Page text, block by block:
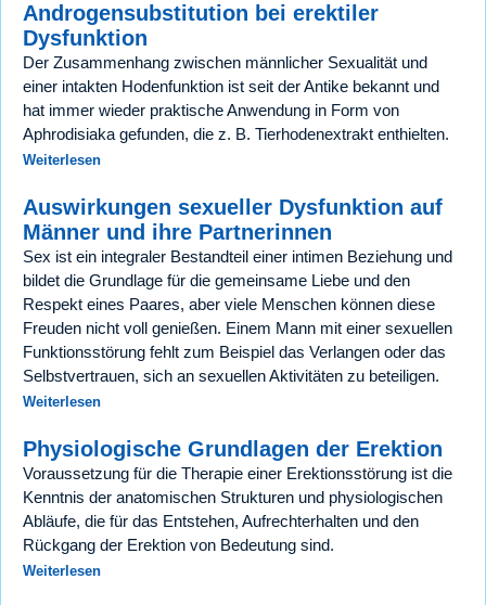
Androgensubstitution bei erektiler
Dysfunktion
Der Zusammenhang zwischen männlicher Sexualität und
einer intakten Hodenfunktion ist seit der Antike bekannt und
hat immer wieder praktische Anwendung in Form von
Aphrodisiaka gefunden, die z. B. Tierhodenextrakt enthielten.
Weiterlesen
Auswirkungen sexueller Dysfunktion auf
Männer und ihre Partnerinnen
Sex ist ein integraler Bestandteil einer intimen Beziehung und
bildet die Grundlage für die gemeinsame Liebe und den
Respekt eines Paares, aber viele Menschen können diese
Freuden nicht voll genießen. Einem Mann mit einer sexuellen
Funktionsstörung fehlt zum Beispiel das Verlangen oder das
Selbstvertrauen, sich an sexuellen Aktivitäten zu beteiligen.
Weiterlesen
Physiologische Grundlagen der Erektion
Voraussetzung für die Therapie einer Erektionsstörung ist die
Kenntnis der anatomischen Strukturen und physiologischen
Abläufe, die für das Entstehen, Aufrechterhalten und den
Rückgang der Erektion von Bedeutung sind.
Weiterlesen